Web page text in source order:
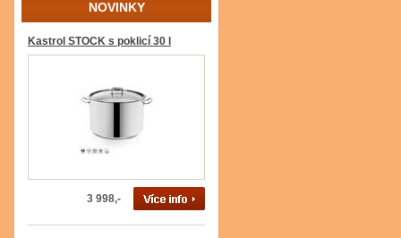
NOVINKY
Kastrol STOCK s poklicí 30 l
3 998,-